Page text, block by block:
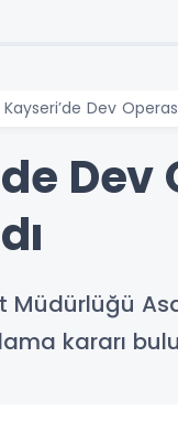
Kayseri’de Dev
Müdürlüğü
kararı